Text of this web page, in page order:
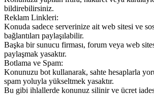
bildirebilirsiniz.
Reklam Linkleri:
Konuda sadece serverinize ait web sitesi ve
bağlantıları paylaşılabilir.
Başka bir sunucu firması, forum veya web
paylaşmak yasaktır.
Botlama ve Spam:
Konunuzu bot kullanarak, sahte hesaplarla
spam yoluyla yükseltmek yasaktır.
Bu gibi ihlallerde konunuz silinir ve ücret